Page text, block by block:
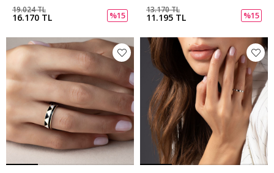
16.170 TL
19.024 TL
%15 11.195 TL
13.170 TL
%15